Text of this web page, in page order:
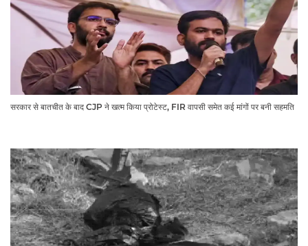
सरकार से बातचीत के बाद CJP ने खत्म किया प्रोटेस्ट, FIR वापसी समेत कई मांगों पर बनी सहमति